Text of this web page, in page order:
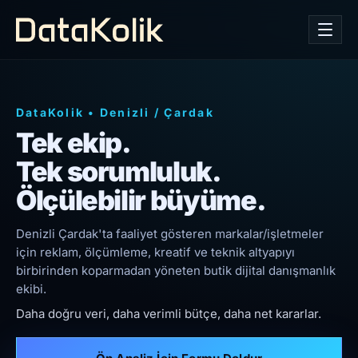
DataKolik • Denizli /Çardak
Tek ekip.
Tek sorumluluk.
Ölçülebilir büyüme.
Denizli Çardak'ta faaliyet gösteren markalar/işletmeler
için reklam, ölçümleme, kreatif ve teknik altyapıyı
birbirinden koparmadan yöneten butik dijital danışmanlık
ekibi.
Daha doğru veri, daha verimli bütçe, daha net kararlar.